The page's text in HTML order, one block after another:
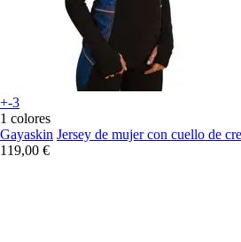
+-3
1 colores
Gayaskin Jersey de mujer con cuello de
119,00 €